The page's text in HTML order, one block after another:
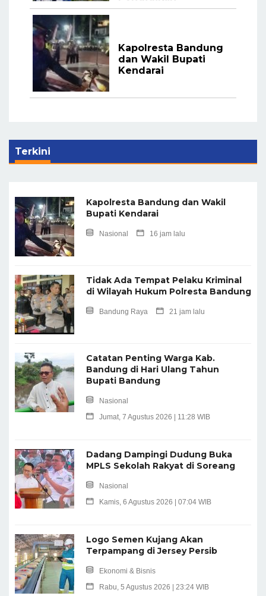
Kapolresta Bandung
dan Wakil Bupati
Kendarai
Terkini
Kapolresta Bandung dan Wakil
Bupati Kendarai
Nasional 16 jam lalu
Tidak Ada Tempat Pelaku Kriminal
di Wilayah Hukum Polresta Bandung
Bandung Raya 21 jam lalu
Catatan Penting Warga Kab.
Bandung di Hari Ulang Tahun
Bupati Bandung
Nasional
Jumat, 7 Agustus 2026 | 11:28 WIB
Dadang Dampingi Dudung Buka
MPLS Sekolah Rakyat di Soreang
Nasional
Kamis, 6 Agustus 2026 | 07:04 WIB
Logo Semen Kujang Akan
Terpampang di Jersey Persib
Ekonomi & Bisnis
Rabu, 5 Agustus 2026 | 23:24 WIB